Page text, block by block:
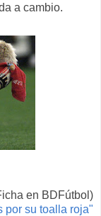
a cambio.
en BDFútbol)
por su toalla roja"